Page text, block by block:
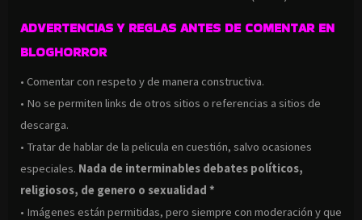
ADVERTENCIAS Y REGLAS ANTES DE COMENTAR EN
BLOGHORROR
• Comentar con respeto y de manera constructiva.
• No se permiten links de otros sitios o referencias a sitios de
descarga.
• Tratar de hablar de la pelicula en cuestión, salvo ocasiones
especiales. Nada de interminables debates políticos,
religiosos, de genero o sexualidad *
• Imágenes están permitidas, pero siempre con moderación y que